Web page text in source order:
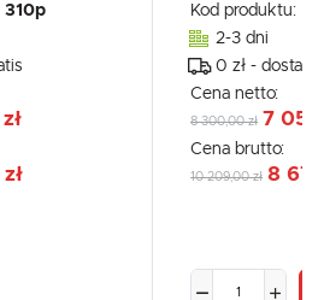
310p
Kod produktu:
2-3 dni
0 zł -
Cena netto:
8 300,00 zł 7
Cena brutto:
10 209,00 zł 8